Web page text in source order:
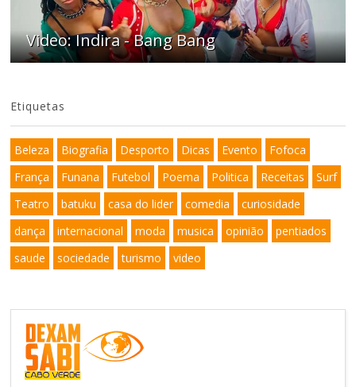
Video: Indira - Bang Bang
Etiquetas
Beleza Biografia Desporto Dicas Evento
Fofoca
França
Funana Futebol Poema Politica Receitas
Surf
Teatro
batuku casa do lider comedia
curiosidade
dança
internacional moda musica opinião
pentiados
saude
sociedade turismo video